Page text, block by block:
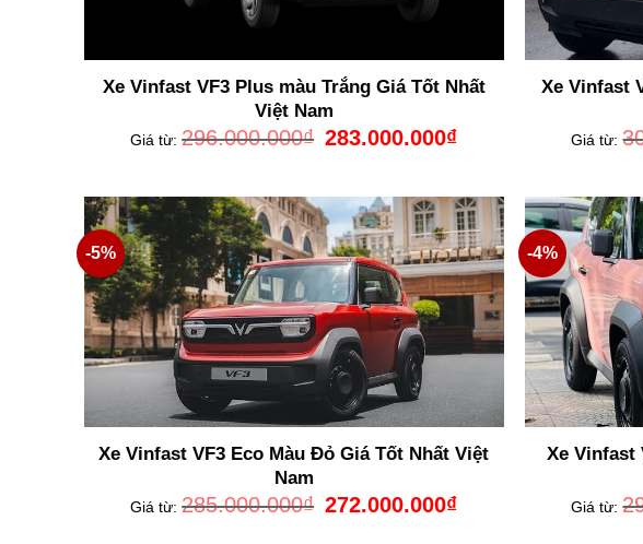
Xe Vinfast VF3 Plus màu Trắng Giá Tốt Nhất
Việt Nam
Giá từ:296.000.000₫
Giá
gốc
283.000.000₫Giá
hiện
283.000.000₫.
Xe Vinfast
Giá từ:
-5%
Xe Vinfast VF3 Eco Màu Đỏ Giá Tốt Nhất Việt
Nam
Giá từ:285.000.000₫
Giá
gốc
272.000.000₫Giá
hiện
-4%
Xe Vinfast
Giá từ: